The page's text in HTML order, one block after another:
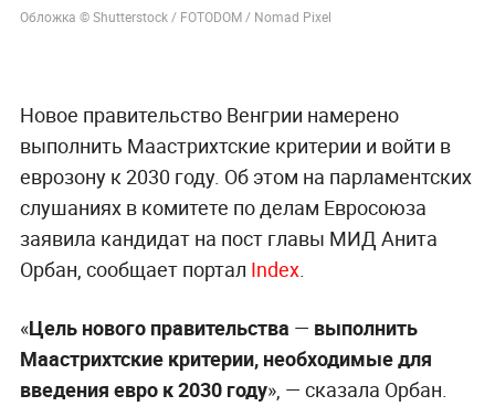
Обложка © Shutterstock / FOTODOM / Nomad Pixel
Новое правительство Венгрии намерено
выполнить Маастрихтские критерии и войти в
еврозону к 2030 году. Об этом на парламентских
слушаниях в комитете по делам Евросоюза
заявила кандидат на пост главы МИД Анита
Орбан, сообщает портал Index.
«Цель нового правительства — выполнить
Маастрихтские критерии, необходимые для
введения евро к 2030 году», — сказала Орбан.